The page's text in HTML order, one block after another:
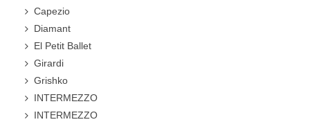
Capezio
Diamant
El Petit Ballet
Girardi
Grishko
INTERMEZZO
INTERMEZZO